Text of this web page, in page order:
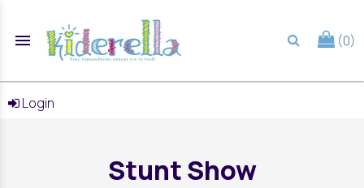
menu (0)
Login
Stunt Show